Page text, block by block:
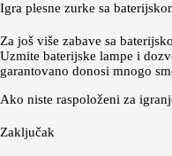
Igra plesne zurke sa
Za još više zabave sa
Uzmite baterijske lampe i
garantovano donosi mnogo
Ako niste raspoloženi za
Zaključak